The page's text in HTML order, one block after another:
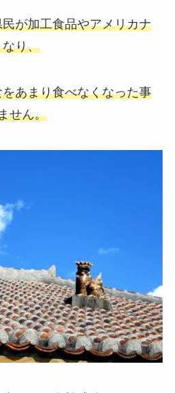
が加工食品やアメリカナ
り、
あまり食べなくなった事
せん。